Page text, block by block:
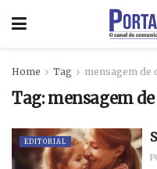
Home Tag mensagem de
Tag: mensagem
EDITORIAL